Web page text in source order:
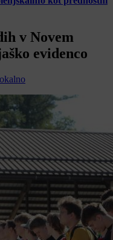
v Novem
evidenco